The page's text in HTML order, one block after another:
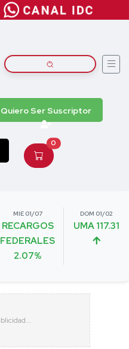
Quiero Ser Suscriptor
0
MIE 01/07
RECARGOS
FEDERALES
2.07%
DOM 01/02
UMA 117.31